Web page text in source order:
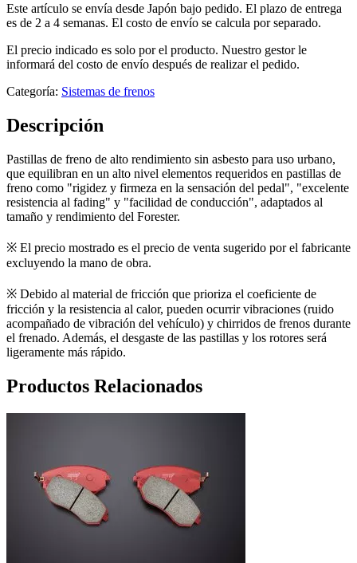
Este artículo se envía desde Japón bajo pedido. El plazo de entrega
es de 2 a 4 semanas. El costo de envío se calcula por separado.
El precio indicado es solo por el producto. Nuestro gestor le
informará del costo de envío después de realizar el pedido.
Categoría: Sistemas de frenos
Descripción
Pastillas de freno de alto rendimiento sin asbesto para uso urbano,
que equilibran en un alto nivel elementos requeridos en pastillas de
freno como "rigidez y firmeza en la sensación del pedal", "excelente
resistencia al fading" y "facilidad de conducción", adaptados al
tamaño y rendimiento del Forester.
※ El precio mostrado es el precio de venta sugerido por el fabricante
excluyendo la mano de obra.
※ Debido al material de fricción que prioriza el coeficiente de
fricción y la resistencia al calor, pueden ocurrir vibraciones (ruido
acompañado de vibración del vehículo) y chirridos de frenos durante
el frenado. Además, el desgaste de las pastillas y los rotores será
ligeramente más rápido.
Productos Relacionados